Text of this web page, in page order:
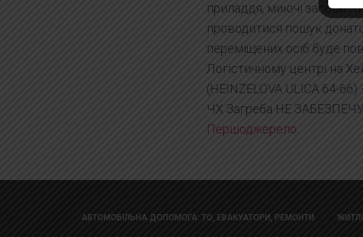
приладдя, миючі засоби і
проводитися пошук
переміщених осіб буде
Логістичному центрі на
(HEINZELOVA ULICA 64-
ЧХ Загреба НЕ
Першоджерело
АВТОМОБІЛЬНА ДОПОМОГА: ТО, ЕВАКУАТОРИ, РЕМОНТИ